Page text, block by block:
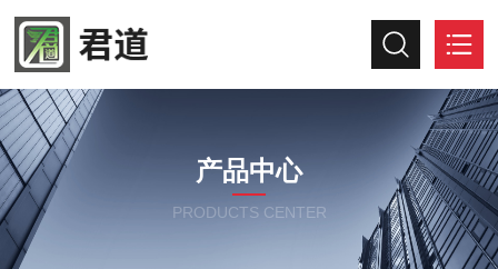
产品中心
PRODUCTS CENTER